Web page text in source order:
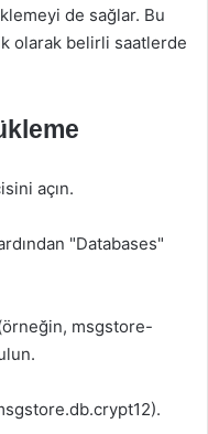
de sağlar. Bu
olarak belirli saatlerde
açın.
"Databases"
msgstore-